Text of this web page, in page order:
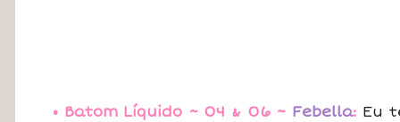
• Batom Líquido ~ 04 & 06 ~ Febella: Eu